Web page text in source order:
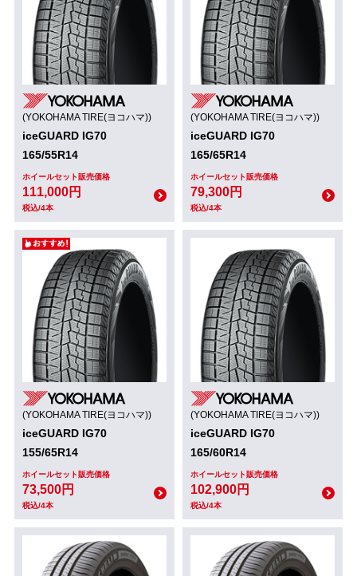
(YOKOHAMA TIRE(ヨコハマ))
iceGUARD IG70
165/55R14
ホイールセット販売価格
111,000円
税込/4本
(YOKOHAMA TIRE(ヨコハマ))
iceGUARD IG70
165/65R14
ホイールセット販売価格
79,300円
税込/4本
(YOKOHAMA TIRE(ヨコハマ))
iceGUARD IG70
155/65R14
ホイールセット販売価格
73,500円
税込/4本
(YOKOHAMA TIRE(ヨコハマ))
iceGUARD IG70
165/60R14
ホイールセット販売価格
102,900円
税込/4本